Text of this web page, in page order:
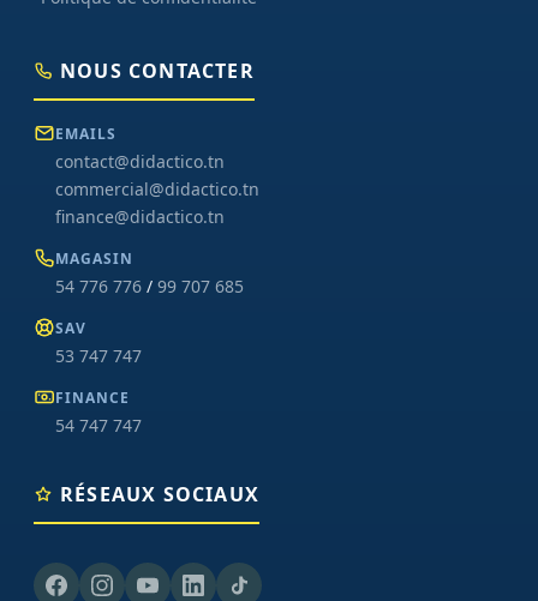
NOUS CONTACTER
EMAILS
contact@didactico.tn
commercial@didactico.tn
finance@didactico.tn
MAGASIN
54 776 776 / 99 707 685
SAV
53 747 747
FINANCE
54 747 747
RÉSEAUX SOCIAUX